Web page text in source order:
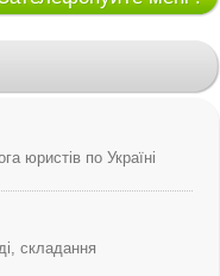
юристів по Україні
складання